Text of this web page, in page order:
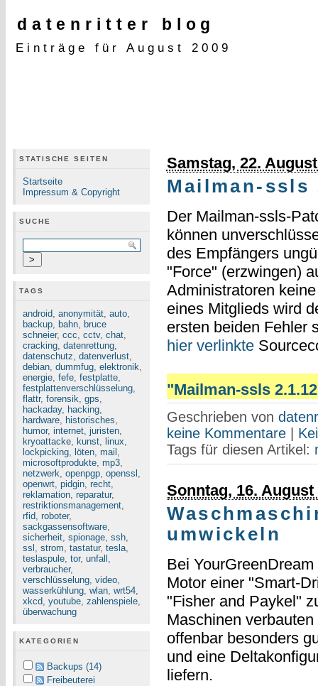
datenritter blog
Einträge für August 2009
STATISCHE SEITEN
Startseite
Impressum & Copyright
SUCHE
TAGS
android, anonymität, auto,
backup, bahn, bruce
schneier, ccc, cctv, chat,
cracking, datenrettung,
datenschutz, datenverlust,
debian, dummfug, elektronik,
energie, fefe, festplatte,
festplattenverschlüsselung,
flattr, forensik, gps,
hackaday, hacking,
hardware, historisches,
humor, internet, juristen,
kryoattacke, kunst, linux,
lockpicking, löten, mail ,
microsoftprodukte, mp3,
netzwerk, openpgp, openssl ,
openwrt, pidgin, recht,
reklamation, reparatur,
restriktionsmanagement,
rfid, roboter,
sackgassensoftware,
sicherheit, spionage, ssh,
ssl , strom, tastatur, tesla,
teslaspule, tor, unfall ,
verbraucher,
verschlüsselung, video,
wasserkühlung, wlan, wrt54,
xkcd, youtube, zahlenspiele,
überwachung
KATEGORIEN
Backups (14)
Freibeuterei
Samstag, 22.
Mailman-ssls
Der Mailman-ssls-
können
des Empfängers
"Force" (erzwingen)
Administratoren
eines Mitglieds wird
ersten beiden Fehler
hier verlinkte
"Mailman-ssls
Geschrieben von
keine Kommentare|
Tags für diesen Artikel:
Sonntag, 16. August
umwickeln
Bei YourGreenDream
Motor einer "Smart-
"Fisher and Paykel"
Maschinen
offenbar besonders
und eine
liefern.